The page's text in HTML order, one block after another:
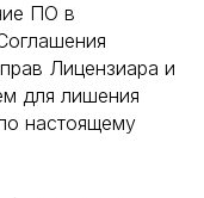
ПО в
Лицензиара и
для лишения
настоящему